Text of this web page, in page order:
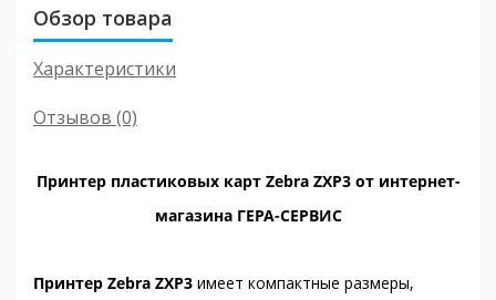
Обзор товара
Характеристики
Отзывов (0)
Принтер пластиковых карт Zebra ZXP3 от интернет-
магазина ГЕРА-СЕРВИС
Принтер Zebra ZXP3 имеет компактные размеры,